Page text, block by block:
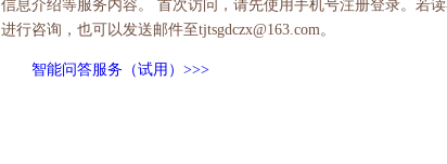
信息介绍等服务内容。 首次访问，请先使用手机号注册登录。若
进行咨询，也可以发送邮件至tjtsgdczx@163.com。
智能问答服务（试用）>>>